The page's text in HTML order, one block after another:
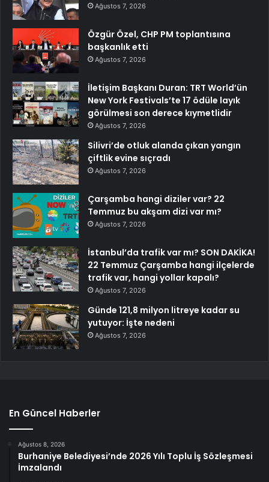
Ağustos 7, 2026
Özgür Özel, CHP PM toplantısına
başkanlık etti
Ağustos 7, 2026
İletişim Başkanı Duran: TRT World’ün
New York Festivals’te 17 ödüle layık
görülmesi son derece kıymetlidir
Ağustos 7, 2026
Silivri’de otluk alanda çıkan yangın
çiftlik evine sıçradı
Ağustos 7, 2026
Çarşamba hangi diziler var? 22
Temmuz bu akşam dizi var mı?
Ağustos 7, 2026
İstanbul’da trafik var mı? SON DAKİKA!
22 Temmuz Çarşamba hangi ilçelerde
trafik var, hangi yollar kapalı?
Ağustos 7, 2026
Günde 121,8 milyon litreye kadar su
yutuyor: İşte nedeni
Ağustos 7, 2026
En Güncel Haberler
Ağustos 8, 2026
Burhaniye Belediyesi’nde 2026 Yılı Toplu İş Sözleşmesi
İmzalandı